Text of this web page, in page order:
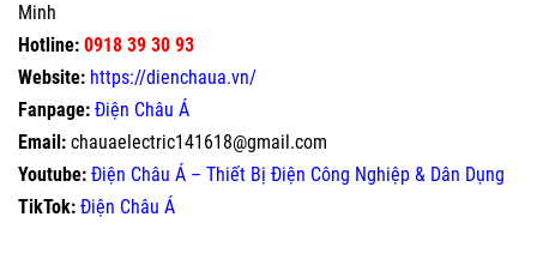
Minh
Hotline: 0918 39 30 93
Website: https://dienchaua.vn/
Fanpage: Điện Châu Á
Email: chauaelectric141618@gmail.com
Youtube: Điện Châu Á – Thiết Bị Điện Công Nghiệp & Dân Dụng
TikTok: Điện Châu Á